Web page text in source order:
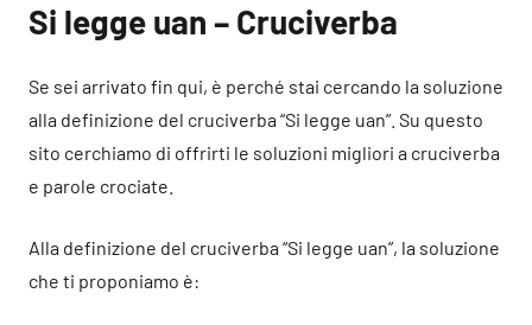
Si legge uan – Cruciverba
Se sei arrivato fin qui, è perché stai cercando la soluzione
alla definizione del cruciverba “Si legge uan”. Su questo
sito cerchiamo di offrirti le soluzioni migliori a cruciverba
e parole crociate.
Alla definizione del cruciverba “Si legge uan”, la soluzione
che ti proponiamo è: